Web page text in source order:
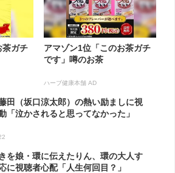
茶ガチ
アマゾン1位「このお茶ガチ
です」噂のお茶
ハーブ健康本舗 AD
田（坂口涼太郎）の熱い励ましに視
「泣かされると思ってなかった」
を娘・環に伝えたりん、環の大人す
に視聴者心配「人生何回目？」